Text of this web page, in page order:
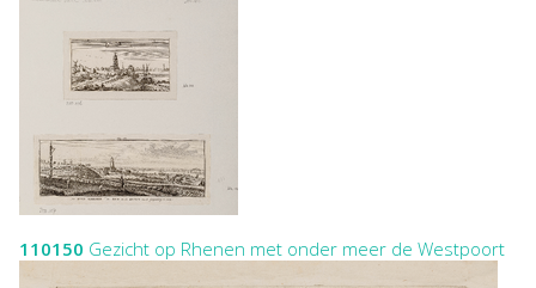
110150 Gezicht op Rhenen met onder meer de Westpoort